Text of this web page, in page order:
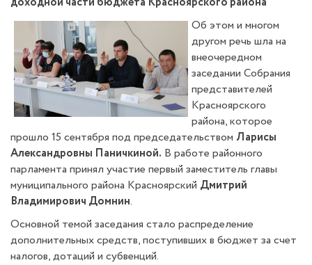
Об этом и многом
другом речь шла на
внеочередном
заседании Собрания
представителей
Красноярского
района, которое
прошло 15 сентября под председательством Ларисы
Александровны Паничкиной. В работе районного
парламента принял участие первый заместитель главы
муниципального района Красноярский Дмитрий
Владимирович Домнин.
Основной темой заседания стало распределение
дополнительных средств, поступивших в бюджет за счет
налогов, дотаций и субвенций.